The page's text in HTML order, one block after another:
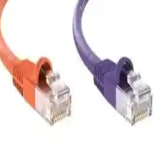
Cat7 Ethernet kablolarının
deneyimleri detaylı karşılaştırmasıyla,
sağlar.
Ethernet Kablosu Yüksek
Çözümü
kablosu, yüksek hız, düşük
modern internet altyapısına mükemmel